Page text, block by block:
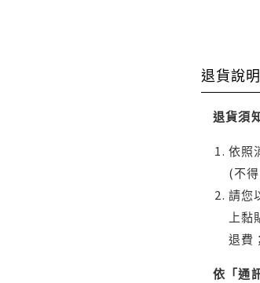
退貨說明
退貨須
依照
(不
請您
上
退費
依「通